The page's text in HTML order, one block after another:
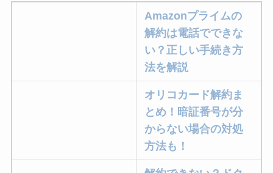
Amazonプライムの
解約は電話でできな
い？正しい手続き方
法を解説
オリコカード解約ま
とめ！暗証番号が分
からない場合の対処
方法も！